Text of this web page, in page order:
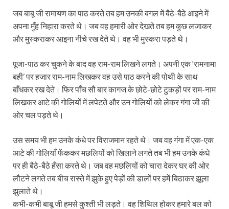
जब बाबू जी रामायण का पाठ करते तब हम उनकी बगल में बैठे-बैठे आइने में
अपना मुँह निहारा करते थे। जब वह हमारी ओर देखते तब हम कुछ लजाकर
और मुस्कराकर आइना नीचे रख देते थे। वह भी मुस्करा पड़ते थे।
पूजा-पाठ कर चुकने के बाद वह राम-राम लिखने लगते। अपनी एक ‘रामनामा
बही’ पर हजार राम-नाम लिखकर वह उसे पाठ करने की पोथी के साथ
बाँधकर रख देते। फिर पाँच सौ बार कागज के छोटे-छोटे टुकड़ों पर राम-नाम
लिखकर आटे की गोलियों में लपेटते और उन गोलियों को लेकर गंगा जी की
ओर चल पड़ते थे।
उस समय भी हम उनके कंधे पर विराजमान रहते थे। जब वह गंगा में एक-एक
आटे की गोलियाँ फेंककर मछलियों को खिलाने लगते तब भी हम उनके कंधे
पर ही बैठे-बैठे हँसा करते थे। जब वह मछलियों को चारा देकर घर की ओर
लौटने लगते तब बीच रास्ते में झुके हुए पेड़ों की डालों पर हमें बिठाकर झूला
झुलाते थे।
कभी-कभी बाबू जी हमसे कुश्ती भी लड़ते। वह शिथिल होकर हमारे बल को